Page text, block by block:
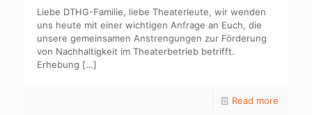
Liebe DTHG-Familie, liebe Theaterleute, wir wenden
uns heute mit einer wichtigen Anfrage an Euch, die
unsere gemeinsamen Anstrengungen zur Förderung
von Nachhaltigkeit im Theaterbetrieb betrifft.
Erhebung […]
Read more